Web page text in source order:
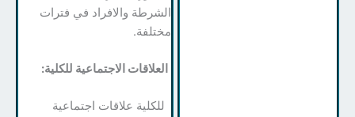
الشرطة والافراد في فترات
مختلفة.
العلاقات الاجتماعية للكلية:
للكلية علاقات اجتماعية